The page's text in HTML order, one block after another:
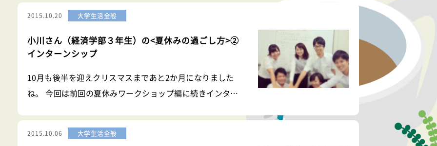
会にどのような影響を与えるのかをテーマに掲げ、私たち学
生がよりよい社会の実現を
2015.10.20 大学生活全般
小川さん（経済学部３年生）の<夏休みの過ごし方>②
インターンシップ
10月も後半を迎えクリスマスまであと2か月になりました
ね。 今回は前回の夏休みワークショップ編に続きインター
ターンシップとは 企業に職場体験に行ったり、セミナーや
グループワ
2015.10.06 大学生活全般